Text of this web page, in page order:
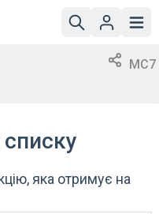
MC7
яка отримує на